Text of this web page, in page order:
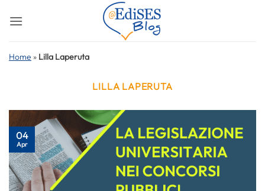
Home » Lilla Laperuta
LILLA LAPERUTA
04
Apr